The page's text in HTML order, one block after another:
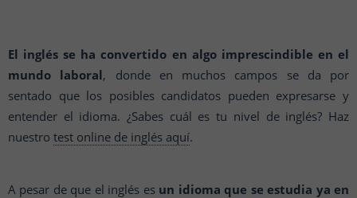
El inglés se ha convertido en algo imprescindible en el
mundo laboral, donde en muchos campos se da por
sentado que los posibles candidatos pueden expresarse y
entender el idioma. ¿Sabes cuál es tu nivel de inglés? Haz
nuestro test online de inglés aquí.
A pesar de que el inglés es un idioma que se estudia ya en